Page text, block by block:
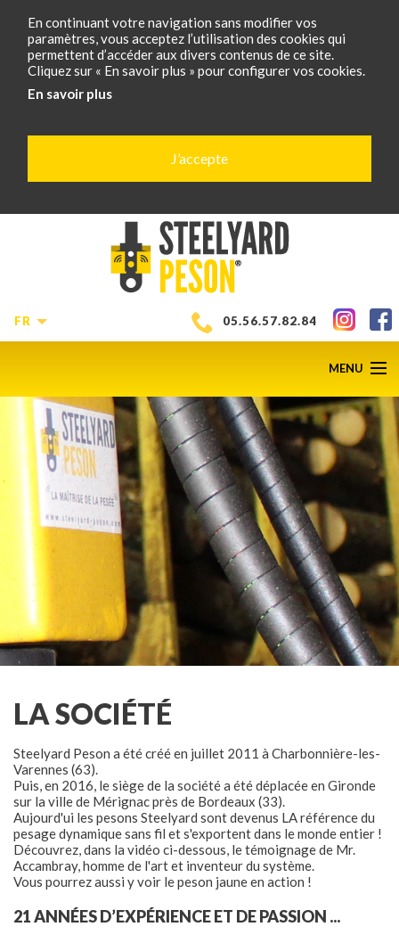
En continuant votre navigation sans modifier vos
paramètres, vous acceptez l’utilisation des cookies qui
permettent d’accéder aux divers contenus de ce site.
Cliquez sur « En savoir plus » pour configurer vos cookies.
En savoir plus
J’accepte
FR 05.56.57.82.84
MENU
ACCUEIL
NOS PRODUITS
LA SOCIÉTÉ
GALERIE
ACTUALITÉS
PRESSE
CONTACT
LA SOCIÉTÉ
Steelyard Peson a été créé en juillet 2011 à Charbonnière-les-
Varennes (63).
Puis, en 2016, le siège de la société a été déplacée en Gironde
sur la ville de Mérignac près de Bordeaux (33).
Aujourd'ui les pesons Steelyard sont devenus LA référence du
pesage dynamique sans fil et s'exportent dans le monde entier !
Découvrez, dans la vidéo ci-dessous, le témoignage de Mr.
Accambray, homme de l'art et inventeur du système.
Vous pourrez aussi y voir le peson jaune en action !
21 ANNÉES D’EXPÉRIENCE ET DE PASSION ...